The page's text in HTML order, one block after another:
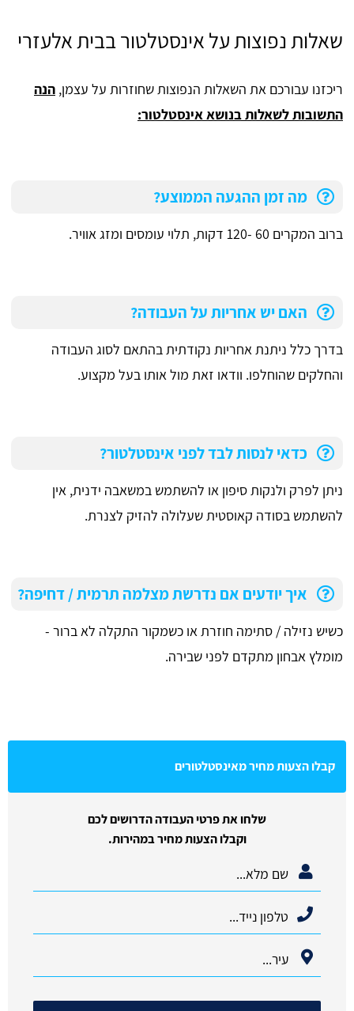
שאלות נפוצות על אינסטלטור בבית אלעזרי
ריכזנו עבורכם את השאלות הנפוצות שחוזרות על עצמן, הנה
התשובות לשאלות בנושא אינסטלטור:
מה זמן ההגעה הממוצע?
ברוב המקרים 60 -120 דקות, תלוי עומסים ומזג אוויר.
האם יש אחריות על העבודה?
בדרך כלל ניתנת אחריות נקודתית בהתאם לסוג העבודה
והחלקים שהוחלפו. וודאו זאת מול אותו בעל מקצוע.
כדאי לנסות לבד לפני אינסטלטור?
ניתן לפרק ולנקות סיפון או להשתמש במשאבה ידנית, אין
להשתמש בסודה קאוסטית שעלולה להזיק לצנרת.
איך יודעים אם נדרשת מצלמה תרמית / דחיפה?
כשיש נזילה / סתימה חוזרת או כשמקור התקלה לא ברור -
מומלץ אבחון מתקדם לפני שבירה.
קבלו הצעות מחיר מאינסטלטורים
שלחו את פרטי העבודה הדרושים לכם
וקבלו הצעות מחיר במהירות.